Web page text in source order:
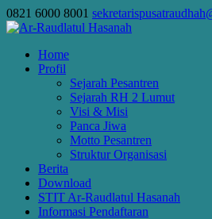
0821 6000 8001
Home
Profil
Sejarah Pesantren
Sejarah RH 2 Lumut
Visi & Misi
Panca Jiwa
Motto Pesantren
Struktur Organisasi
Berita
Download
STIT Ar-Raudlatul Hasanah
Informasi Pendaftaran